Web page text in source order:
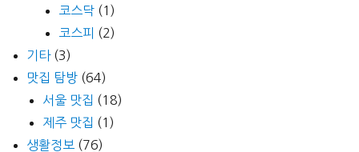
코스닥 (1)
코스피 (2)
기타(3)
맛집 탐방 (64)
서울 맛집 (18)
제주 맛집 (1)
생활정보 (76)